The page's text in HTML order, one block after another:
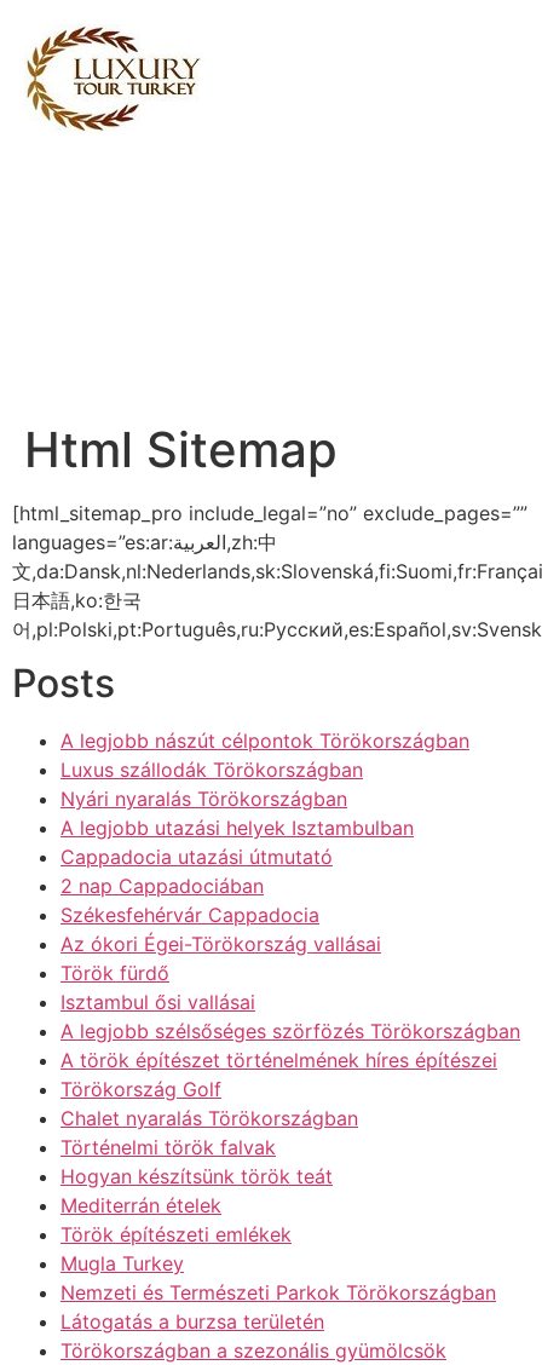
Html Sitemap
[html_sitemap_pro include_legal=”no” exclude_pages=””
languages=”es:ar:العربية,zh:中
文
日本語,ko:한국
어
Posts
A legjobb nászút célpontok Törökországban
Luxus szállodák Törökországban
Nyári nyaralás Törökországban
A legjobb utazási helyek Isztambulban
Cappadocia utazási útmutató
2 nap Cappadociában
Székesfehérvár Cappadocia
Az ókori Égei-Törökország vallásai
Török fürdő
Isztambul ősi vallásai
A legjobb szélsőséges szörfözés Törökországban
A török építészet történelmének híres építészei
Törökország Golf
Chalet nyaralás Törökországban
Történelmi török falvak
Hogyan készítsünk török teát
Mediterrán ételek
Török építészeti emlékek
Mugla Turkey
Nemzeti és Természeti Parkok Törökországban
Látogatás a burzsa területén
Törökországban a szezonális gyümölcsök